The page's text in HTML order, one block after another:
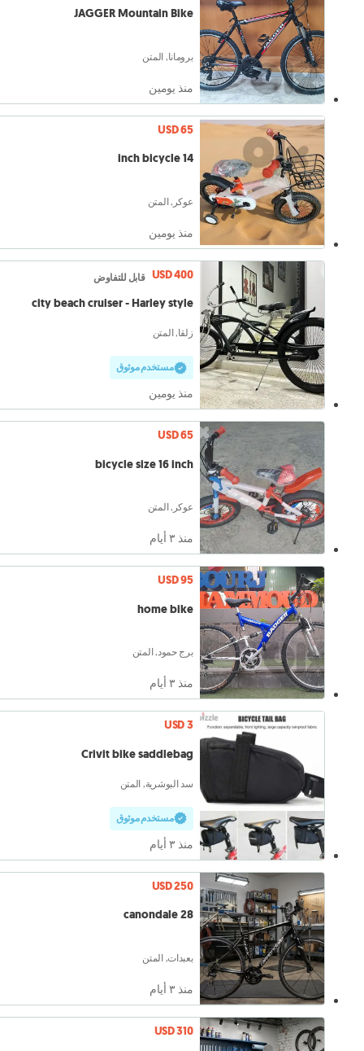
JAGGER Mountain Bike
برومانا, المتن
منذ يومين
USD 65
14 inch bicycle
عوكر, المتن
منذ يومين
USD 400 قابل للتفاوض
city beach cruiser - Harley style
زلقا, المتن
مستخدم موثوق
منذ يومين
USD 65
bicycle size 16 inch
عوكر, المتن
منذ ٣ أيام
USD 95
home bike
برج حمود, المتن
منذ ٣ أيام
USD 3
Crivit bike saddlebag
سد البوشرية, المتن
مستخدم موثوق
منذ ٣ أيام
USD 250
canondale 28
بعبدات, المتن
منذ ٣ أيام
USD 310